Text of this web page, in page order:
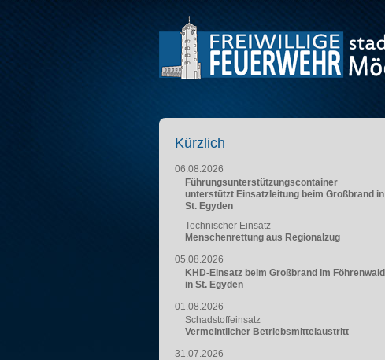
Kürzlich
06.08.2026
Führungsunterstützungscontainer
unterstützt Einsatzleitung beim Großbrand in
St. Egyden
Technischer Einsatz
Menschenrettung aus Regionalzug
05.08.2026
KHD-Einsatz beim Großbrand im Föhrenwald
in St. Egyden
01.08.2026
Schadstoffeinsatz
Vermeintlicher Betriebsmittelaustritt
31.07.2026